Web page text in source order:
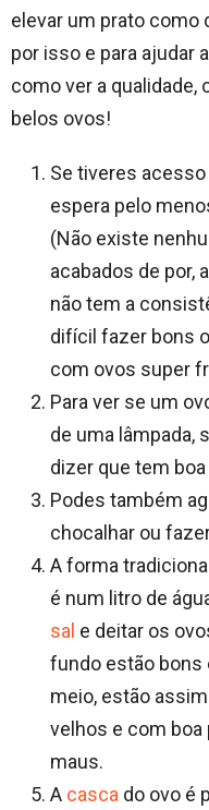
elevar um prato como
por isso e para ajudar
como ver a
belos ovos!
Se tiveres acesso
espera pelo
(Não existe
acabados de por,
não tem a
difícil fazer bons
com ovos super
Para ver se um
de uma lâmpada,
dizer que tem boa
Podes também
chocalhar ou
A forma
é num litro de
sal e deitar os
fundo estão bons
meio, estão
velhos e com boa
maus.
A casca do ovo é